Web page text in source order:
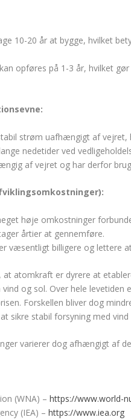
10-20 år at bygge, hvilket
opføres på 1-3 år, hvilket
strøm uafhængigt af vejret,
nedetider ved
af vejret og har derfor
høje omkostninger
årtier at gennemføre.
væsentligt billigere og lettere
at atomkraft er dyrere at
og sol. Over hele
Forskellen bliver dog
sikre stabil forsyning med
varierer dog afhængigt af
(WNA) –https://www.world-
(IEA) –https://www.iea.org